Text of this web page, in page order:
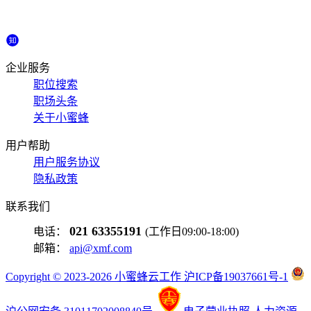
企业服务
职位搜索
职场头条
关于小蜜蜂
用户帮助
用户服务协议
隐私政策
联系我们
电话： 021 63355191 (工作日09:00-18:00)
邮箱： api@xmf.com
Copyright © 2023-2026 小蜜蜂云工作 沪ICP备19037661号-1